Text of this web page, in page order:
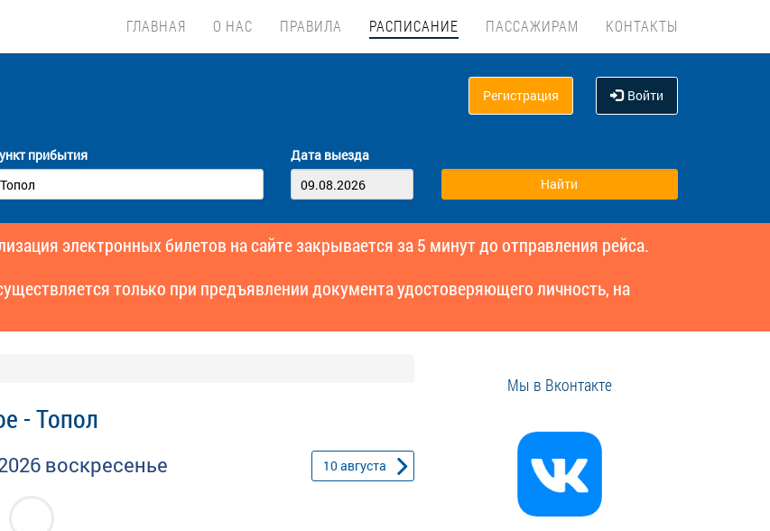
ГЛАВНАЯ О НАС ПРАВИЛА РАСПИСАНИЕ ПАССАЖИРАМ КОНТАКТЫ
Регистрация Войти
прибытия Дата выезда
электронных билетов на сайте закрывается за 5 минут до отправления рейса.
только при предъявлении документа удостоверяющего личность, на
- Топол
воскресенье 10августа
Мы в Вконтакте